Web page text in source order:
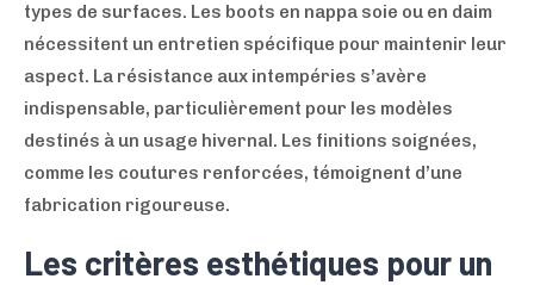
types de surfaces. Les boots en nappa soie ou en daim
nécessitent un entretien spécifique pour maintenir leur
aspect. La résistance aux intempéries s’avère
indispensable, particulièrement pour les modèles
destinés à un usage hivernal. Les finitions soignées,
comme les coutures renforcées, témoignent d’une
fabrication rigoureuse.
Les critères esthétiques pour un